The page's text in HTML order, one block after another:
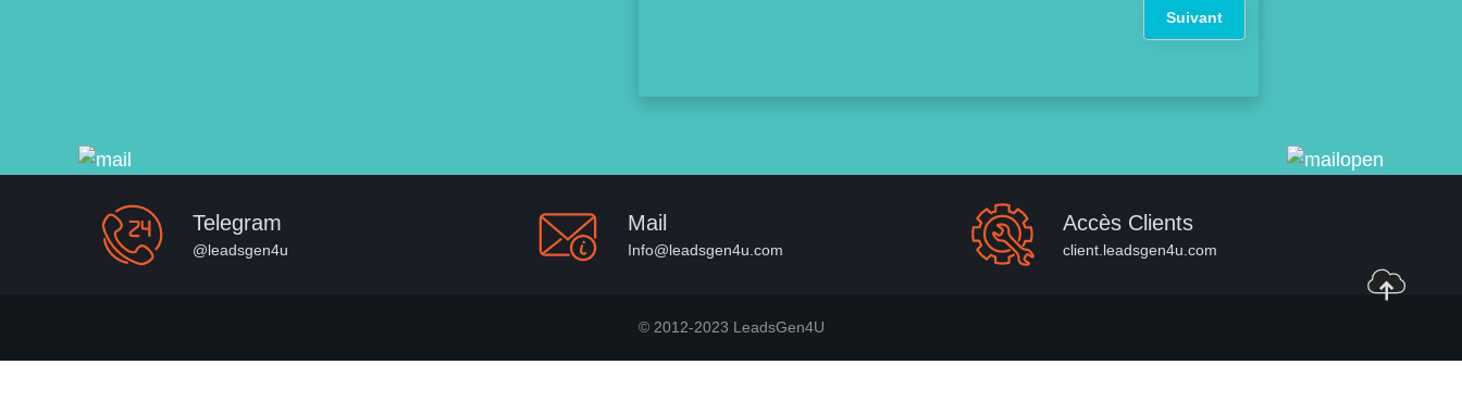
Suivant
Telegram
@leadsgen4u
Mail
Info@leadsgen4u.com
Accès Clients
client.leadsgen4u.com
© 2012-2023 LeadsGen4U